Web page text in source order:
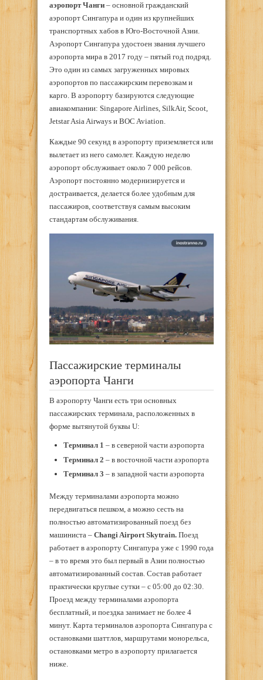
аэропорт Чанги – основной гражданский
аэропорт Сингапура и один из крупнейших
транспортных хабов в Юго-Восточной Азии.
Аэропорт Сингапура удостоен звания лучшего
аэропорта мира в 2017 году – пятый год подряд.
Это один из самых загруженных мировых
аэропортов по пассажирским перевозкам и
карго. В аэропорту базируются следующие
авиакомпании: Singapore Airlines, SilkAir, Scoot,
Jetstar Asia Airways и BOC Aviation.
Каждые 90 секунд в аэропорту приземляется или
вылетает из него самолет. Каждую неделю
аэропорт обслуживает около 7 000 рейсов.
Аэропорт постоянно модернизируется и
достраивается, делается более удобным для
пассажиров, соответствуя самым высоким
стандартам обслуживания.
Пассажирские терминалы
аэропорта Чанги
В аэропорту Чанги есть три основных
пассажирских терминала, расположенных в
форме вытянутой буквы U:
Терминал 1 – в северной части аэропорта
Терминал 2 – в восточной части аэропорта
Терминал 3 – в западной части аэропорта
Между терминалами аэропорта можно
передвигаться пешком, а можно сесть на
полностью автоматизированный поезд без
машиниста – Changi Airport Skytrain. Поезд
работает в аэропорту Сингапура уже с 1990 года
– в то время это был первый в Азии полностью
автоматизированный состав. Состав работает
практически круглые сутки – с 05:00 до 02:30.
Проезд между терминалами аэропорта
бесплатный, и поездка занимает не более 4
минут. Карта терминалов аэропорта Сингапура с
остановками шаттлов, маршрутами монорельса,
остановками метро в аэропорту прилагается
ниже.